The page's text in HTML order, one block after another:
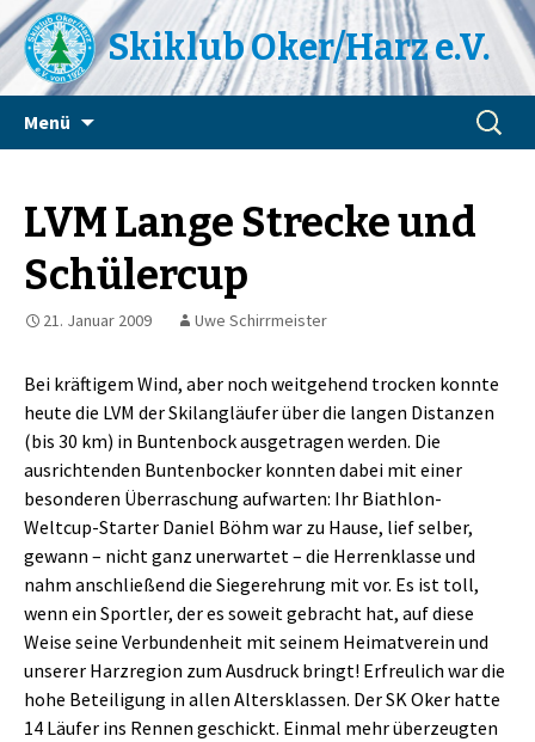
Skiklub Oker/Harz e.V.
Menü
Suchen
nach:
LVM Lange Strecke und
Schülercup
21. Januar 2009 Uwe Schirrmeister
Bei kräftigem Wind, aber noch weitgehend trocken konnte
heute die LVM der Skilangläufer über die langen Distanzen
(bis 30 km) in Buntenbock ausgetragen werden. Die
ausrichtenden Buntenbocker konnten dabei mit einer
besonderen Überraschung aufwarten: Ihr Biathlon-
Weltcup-Starter Daniel Böhm war zu Hause, lief selber,
gewann – nicht ganz unerwartet – die Herrenklasse und
nahm anschließend die Siegerehrung mit vor. Es ist toll,
wenn ein Sportler, der es soweit gebracht hat, auf diese
Weise seine Verbundenheit mit seinem Heimatverein und
unserer Harzregion zum Ausdruck bringt! Erfreulich war die
hohe Beteiligung in allen Altersklassen. Der SK Oker hatte
14 Läufer ins Rennen geschickt. Einmal mehr überzeugten